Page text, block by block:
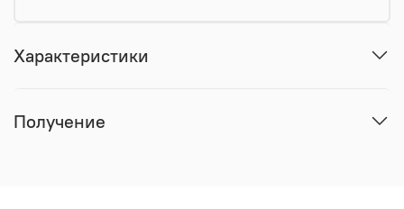
Характеристики
Получение